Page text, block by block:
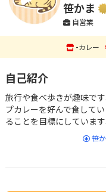
笹かま
自営業
-カレー
自己紹介
旅行や食べ歩きが趣味で
プカレーを好んで食して
ることを目標にしています
笹